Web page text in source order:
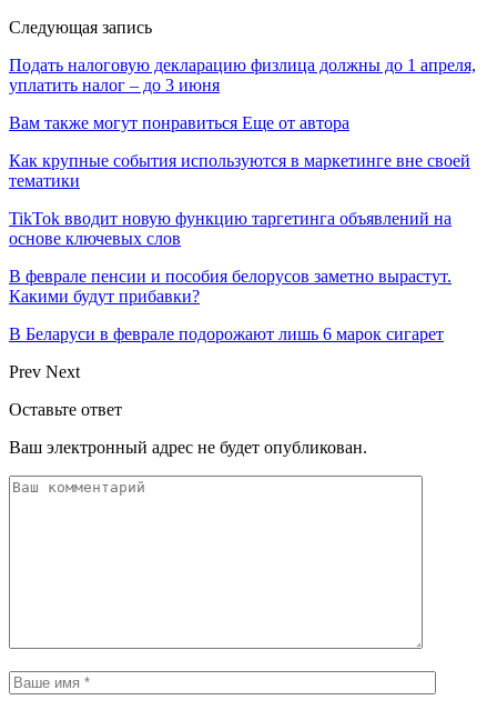
Следующая запись
Подать налоговую декларацию физлица должны до 1 апреля,
уплатить налог – до 3 июня
Вам также могут понравиться Еще от автора
Как крупные события используются в маркетинге вне своей
тематики
TikTok вводит новую функцию таргетинга объявлений на
основе ключевых слов
В феврале пенсии и пособия белорусов заметно вырастут.
Какими будут прибавки?
В Беларуси в феврале подорожают лишь 6 марок сигарет
Prev Next
Оставьте ответ
Ваш электронный адрес не будет опубликован.